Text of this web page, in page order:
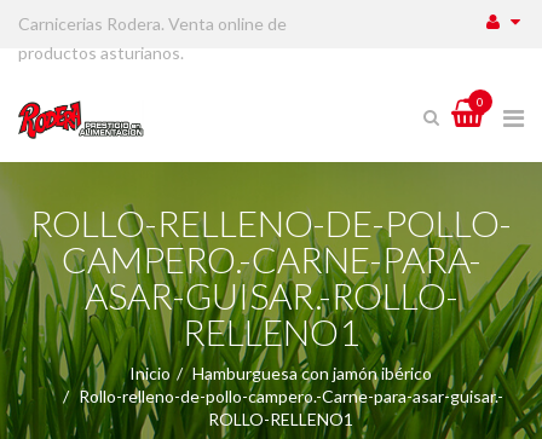
Carnicerias Rodera. Venta online de
productos asturianos.
0
ROLLO-RELLENO-DE-POLLO-
CAMPERO.-CARNE-PARA-
ASAR-GUISAR.-ROLLO-
RELLENO1
Inicio
Hamburguesa con jamón ibérico
Rollo-relleno-de-pollo-campero.-Carne-para-asar-guisar.-
ROLLO-RELLENO1